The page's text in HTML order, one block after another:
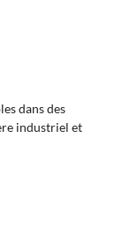
dans des
industriel et